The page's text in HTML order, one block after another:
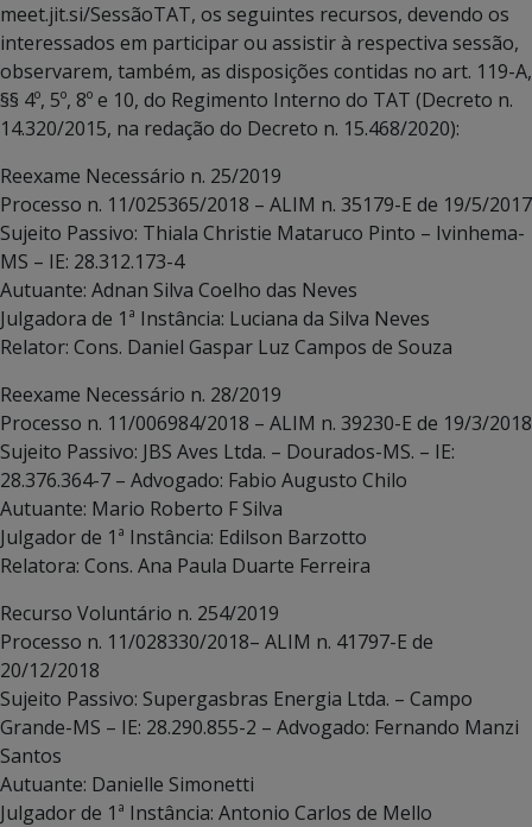
meet.jit.si/SessãoTAT, os seguintes recursos, devendo os
interessados em participar ou assistir à respectiva sessão,
observarem, também, as disposições contidas no art. 119-A,
§§ 4º, 5º, 8º e 10, do Regimento Interno do TAT (Decreto n.
14.320/2015, na redação do Decreto n. 15.468/2020):
Reexame Necessário n. 25/2019
Processo n. 11/025365/2018 – ALIM n. 35179-E de 19/5/2017
Sujeito Passivo: Thiala Christie Mataruco Pinto – Ivinhema-
MS – IE: 28.312.173-4
Autuante: Adnan Silva Coelho das Neves
Julgadora de 1ª Instância: Luciana da Silva Neves
Relator: Cons. Daniel Gaspar Luz Campos de Souza
Reexame Necessário n. 28/2019
Processo n. 11/006984/2018 – ALIM n. 39230-E de 19/3/2018
Sujeito Passivo: JBS Aves Ltda. – Dourados-MS. – IE:
28.376.364-7 – Advogado: Fabio Augusto Chilo
Autuante: Mario Roberto F Silva
Julgador de 1ª Instância: Edilson Barzotto
Relatora: Cons. Ana Paula Duarte Ferreira
Recurso Voluntário n. 254/2019
Processo n. 11/028330/2018– ALIM n. 41797-E de
20/12/2018
Sujeito Passivo: Supergasbras Energia Ltda. – Campo
Grande-MS – IE: 28.290.855-2 – Advogado: Fernando Manzi
Santos
Autuante: Danielle Simonetti
Julgador de 1ª Instância: Antonio Carlos de Mello